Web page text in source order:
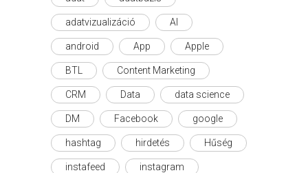
adatvizualizáció AI
android App Apple
BTL Content Marketing
CRM Data data science
DM Facebook google
hashtag hirdetés Hűség
instafeed instagram